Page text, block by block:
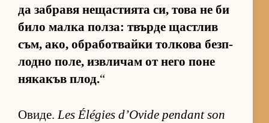
да заб­равя не­щас­ти­ята си, това не би
било малка пол­за: твърде щас­т­лив
съм, ако, об­ра­бот­вайки тол­кова без­п­
лодно по­ле, из­в­ли­чам от него поне
ня­ка­къв плод.“
Ови­де.Les Élégies d’Ovide pendant son